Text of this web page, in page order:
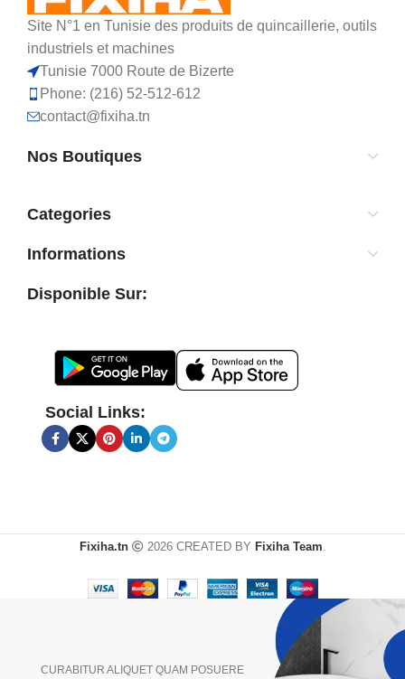
Site N°1 en Tunisie des produits de quincaillerie, outils
industriels et machines
Tunisie 7000 Route de Bizerte
Phone: (216) 52-512-612
contact@fixiha.tn
Nos Boutiques
Categories
Informations
Disponible Sur:
Social Links:
Fixiha.tn 2026 CREATED BY Fixiha Team.
CURABITUR ALIQUET QUAM POSUERE